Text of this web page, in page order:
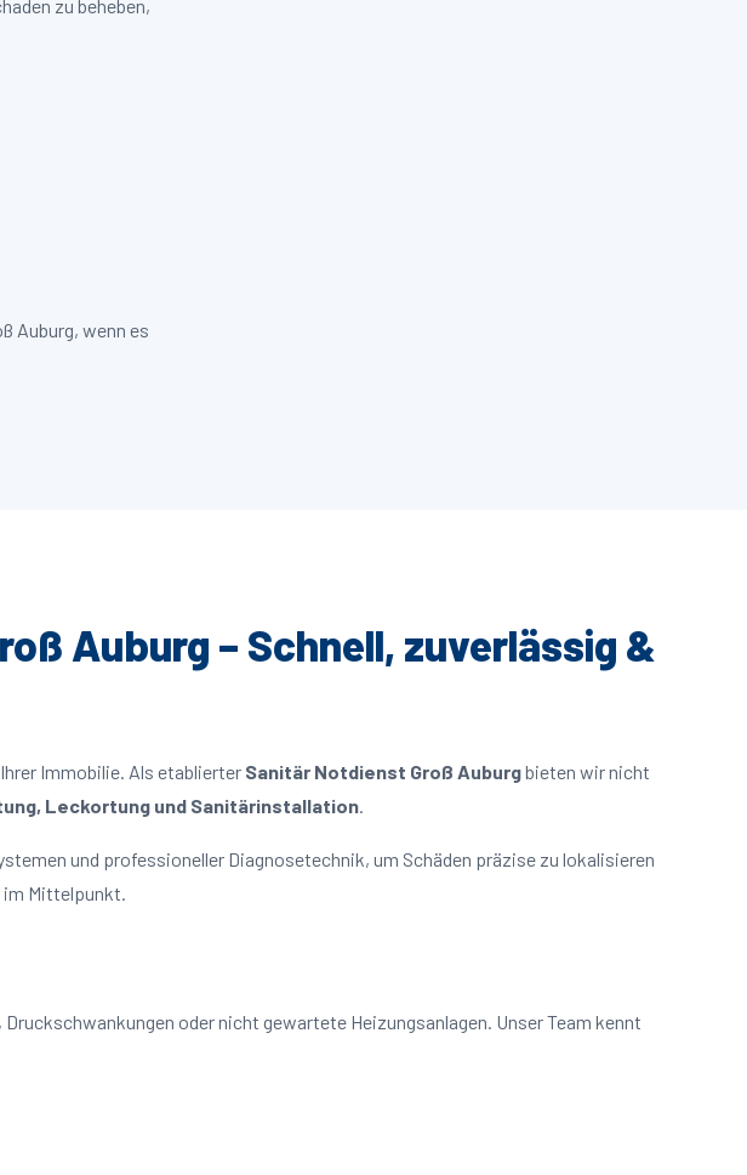
zu beheben,
Auburg, wenn es
Auburg – Schnell, zuverlässig &
Immobilie. Als etablierter Sanitär Notdienst Groß Auburgbieten wir nicht
Leckortung und Sanitärinstallation.
und professioneller Diagnosetechnik, um Schäden präzise zu lokalisieren
im Mittelpunkt.
oder nicht gewartete Heizungsanlagen. Unser Team kennt